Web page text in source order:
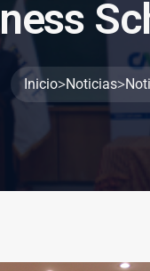
ess Sc
Inicio>Noticias>